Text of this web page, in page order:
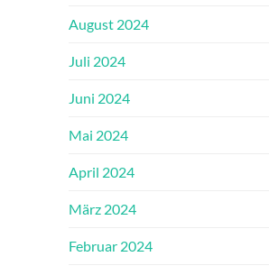
August 2024
Juli 2024
Juni 2024
Mai 2024
April 2024
März 2024
Februar 2024